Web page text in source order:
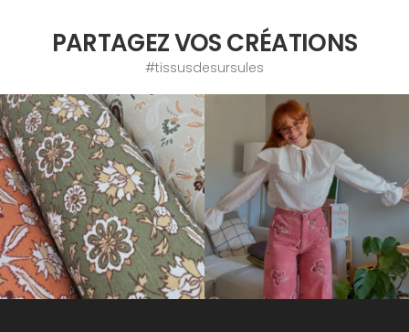
PARTAGEZ VOS CRÉATIONS
#tissusdesursules